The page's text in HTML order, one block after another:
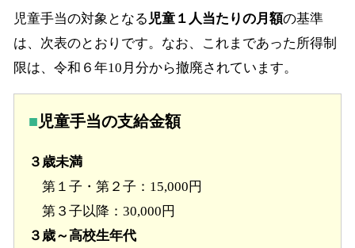
児童手当の対象となる 児童１人当たりの月額の基準
は、次表のとおりです。なお、これまであった所得制
限は、令和６年10月分から撤廃されています。
児童手当の支給金額
３歳未満
第１子・第２子：15,000円
第３子以降：30,000円
３歳～高校生年代